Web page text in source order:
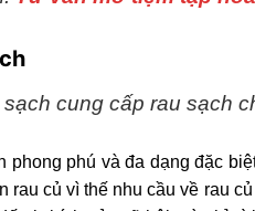
sạch cung cấp rau sạch
phong phú và đa dạng đặc
rau củ vì thế nhu cầu về rau